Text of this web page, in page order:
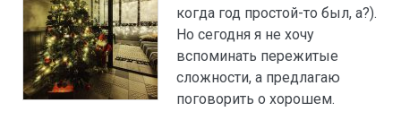
когда год простой-то был, а?).
Но сегодня я не хочу
вспоминать пережитые
сложности, а предлагаю
поговорить о хорошем.